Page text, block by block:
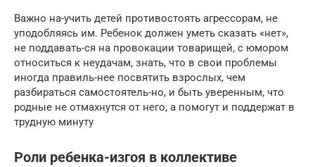
Важно на-учить детей противостоять агрессорам, не
уподобляясь им. Ребенок должен уметь сказать «нет»,
не поддавать-ся на провокации товарищей, с юмором
относиться к неудачам, знать, что в свои проблемы
иногда правиль-нее посвятить взрослых, чем
разбираться самостоятель-но, и быть уверенным, что
родные не отмахнутся от него, а помогут и поддержат в
трудную минуту
Роли ребенка-изгоя в коллективе